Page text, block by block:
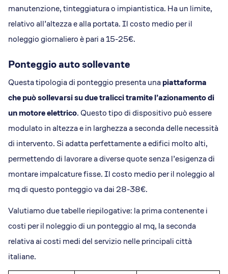
manutenzione, tinteggiatura o impiantistica. Ha un limite,
relativo all’altezza e alla portata. Il costo medio per il
noleggio giornaliero è pari a 15-25€.
Ponteggio auto sollevante
Questa tipologia di ponteggio presenta unapiattaforma
che può sollevarsi su due tralicci tramite l’azionamento di
un motore elettrico. Questo tipo di dispositivo può essere
modulato in altezza e in larghezza a seconda delle necessità
di intervento. Si adatta perfettamente a edifici molto alti,
permettendo di lavorare a diverse quote senza l’esigenza di
montare impalcature fisse. Il costo medio per il noleggio al
mq di questo ponteggio va dai 28-38€.
Valutiamo due tabelle riepilogative: la prima contenente i
costi per il noleggio di un ponteggio al mq, la seconda
relativa ai costi medi del servizio nelle principali città
italiane.